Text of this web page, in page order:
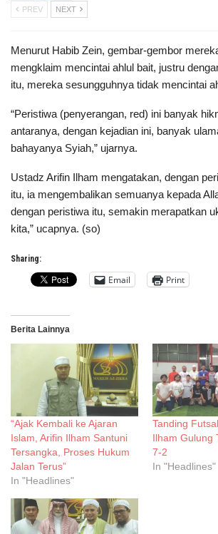
PREV NEXT
Menurut Habib Zein, gembar-gembor
mengklaim mencintai ahlul bait, justru
itu, mereka sesungguhnya tidak mencintai
“Peristiwa (penyerangan, red) ini banyak
antaranya, dengan kejadian ini, banyak
bahayanya Syiah,” ujarnya.
Ustadz Arifin Ilham mengatakan, dengan
itu, ia mengembalikan semuanya kepada
dengan peristiwa itu, semakin merapatkan
kita,” ucapnya. (so)
Sharing:
Email Print
Berita Lainnya
“Ajak Kembali ke Ajaran
Islam, Arifin Ilham Santuni
Tersangka, Proses Hukum
Jalan Terus”
In "Headlines"
Tanding
Ilham Gulung
7-2
In "Headlines"